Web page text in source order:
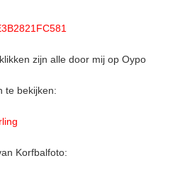
zijn alle door mij op Oypo
te bekijken:
Korfbalfoto: